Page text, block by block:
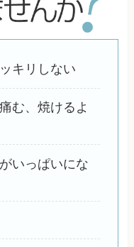
キリしない
む、焼けるよ
いっぱいにな